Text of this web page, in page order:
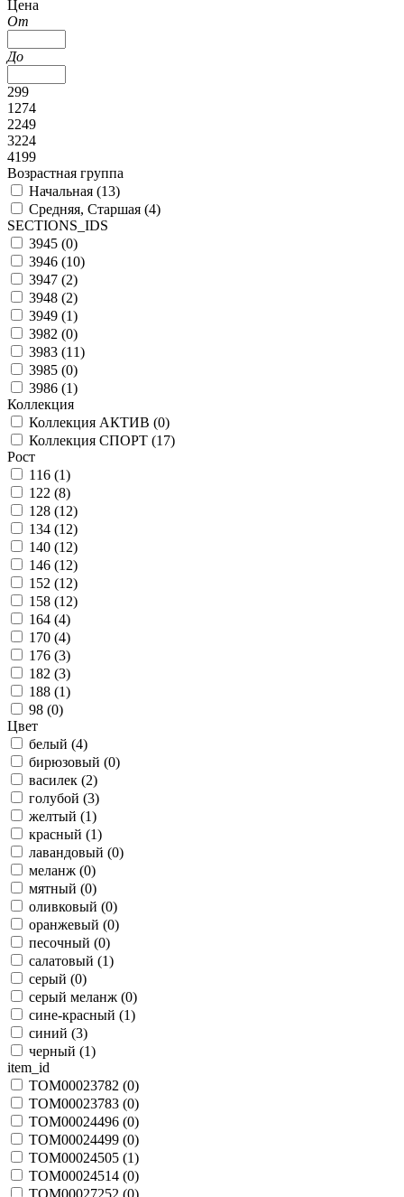
Цена
От
До
299
1274
2249
3224
4199
Возрастная группа
Начальная (13)
Средняя, Старшая (4)
SECTIONS_IDS
3945 (0)
3946 (10)
3947 (2)
3948 (2)
3949 (1)
3982 (0)
3983 (11)
3985 (0)
3986 (1)
Коллекция
Коллекция АКТИВ (0)
Коллекция СПОРТ (17)
Рост
116 (1)
122 (8)
128 (12)
134 (12)
140 (12)
146 (12)
152 (12)
158 (12)
164 (4)
170 (4)
176 (3)
182 (3)
188 (1)
98 (0)
Цвет
белый (4)
бирюзовый (0)
василек (2)
голубой (3)
желтый (1)
красный (1)
лавандовый (0)
меланж (0)
мятный (0)
оливковый (0)
оранжевый (0)
песочный (0)
салатовый (1)
серый (0)
серый меланж (0)
сине-красный (1)
синий (3)
черный (1)
item_id
TOM00023782 (0)
TOM00023783 (0)
TOM00024496 (0)
TOM00024499 (0)
TOM00024505 (1)
TOM00024514 (0)
TOM00027252 (0)